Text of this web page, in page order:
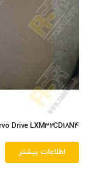
Drive LXM32CD18N4
اطلاعات بیشتر